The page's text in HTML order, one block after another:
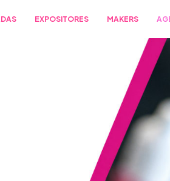
EXPOSITORES MAKERS